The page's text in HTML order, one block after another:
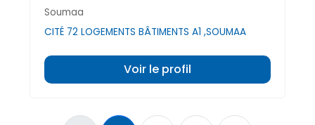
Soumaa
CITÉ 72 LOGEMENTS BÂTIMENTS A1 ,SOUMAA
Voir le profil